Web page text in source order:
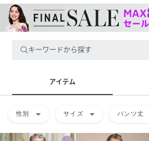
キーワードから探す
アイテム
性別 arrow_drop_down サイズ arrow_drop_down パンツ丈